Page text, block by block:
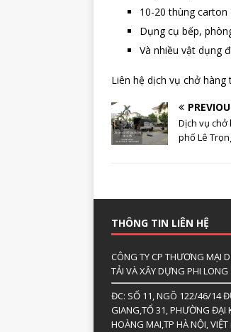
10-20 thùng carton
Dụng cụ bếp,
Và nhiều vật dụng
Liên hệ dịch vụ chở hàng
Dịch vụ
phố Lê
THÔNG TIN LIÊN HỆ
CÔNG TY CP THƯƠNG MẠI
TẢI VÀ XÂY DỰNG PHI LONG
ĐC: SỐ 11, NGÕ 122/46/14
GIANG,TỔ 31, PHƯỜNG ĐẠI
HOÀNG MAI,TP HÀ NỘI, VIỆT